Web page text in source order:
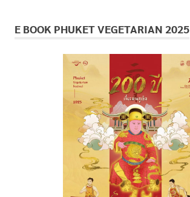
E BOOK PHUKET VEGETARIAN 2025